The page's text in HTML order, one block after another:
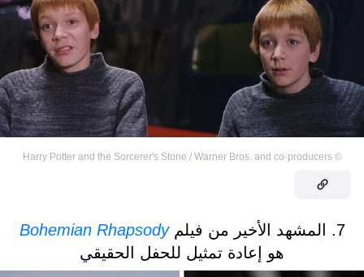
©
Harry Potter and the Sorcerer's Stone / Warner Bros. and co-producers
7. المشهد الأخير من فيلم
Bohemian Rhapsody
هو إعادة تمثيل للحفل الحقيقي